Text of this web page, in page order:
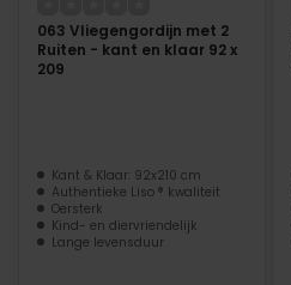
063 Vliegengordijn met 2
Ruiten - kant en klaar 92 x
209
Kant & Klaar: 92x210 cm
Authentieke Liso ® kwaliteit
Oersterk
Kind- en diervriendelijk
Lange levensduur